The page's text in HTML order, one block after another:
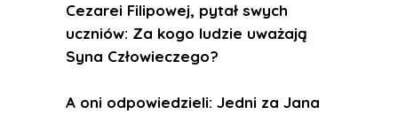
Cezarei Filipowej, pytał swych
uczniów: Za kogo ludzie uważają
Syna Człowieczego?
A oni odpowiedzieli: Jedni za Jana